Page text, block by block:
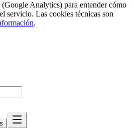
Analytics) para entender cómo
servicio. Las cookies técnicas son
.